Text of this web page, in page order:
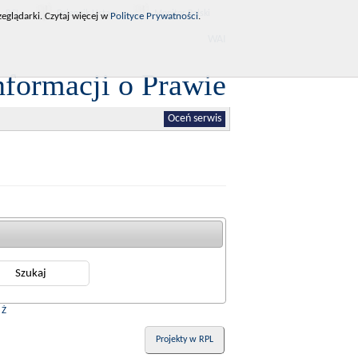
RCL Dziennik Ustaw Monitor Polski
o Prawie
Oceń serwis
Ż
Projekty w RPL
Czytaj więcej w Polityce Prywatności.